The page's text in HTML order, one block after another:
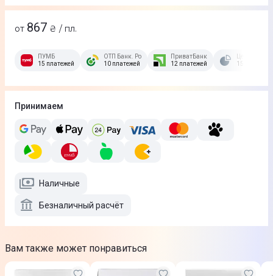
от 867 ₴ / пл.
ПУМБ
15 платежей
ОТП Банк. Розстрочка Скибочка.
10 платежей
ПриватБанк
12 платежей
15 платежей
Принимаем
Наличные
Безналичный расчёт
Вам также может понравиться